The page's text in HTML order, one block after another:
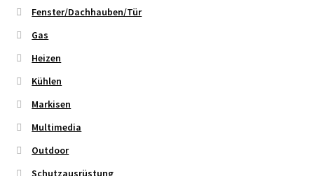
Fenster/Dachhauben/Tür
Gas
Heizen
Kühlen
Markisen
Multimedia
Outdoor
Schutzausrüstung